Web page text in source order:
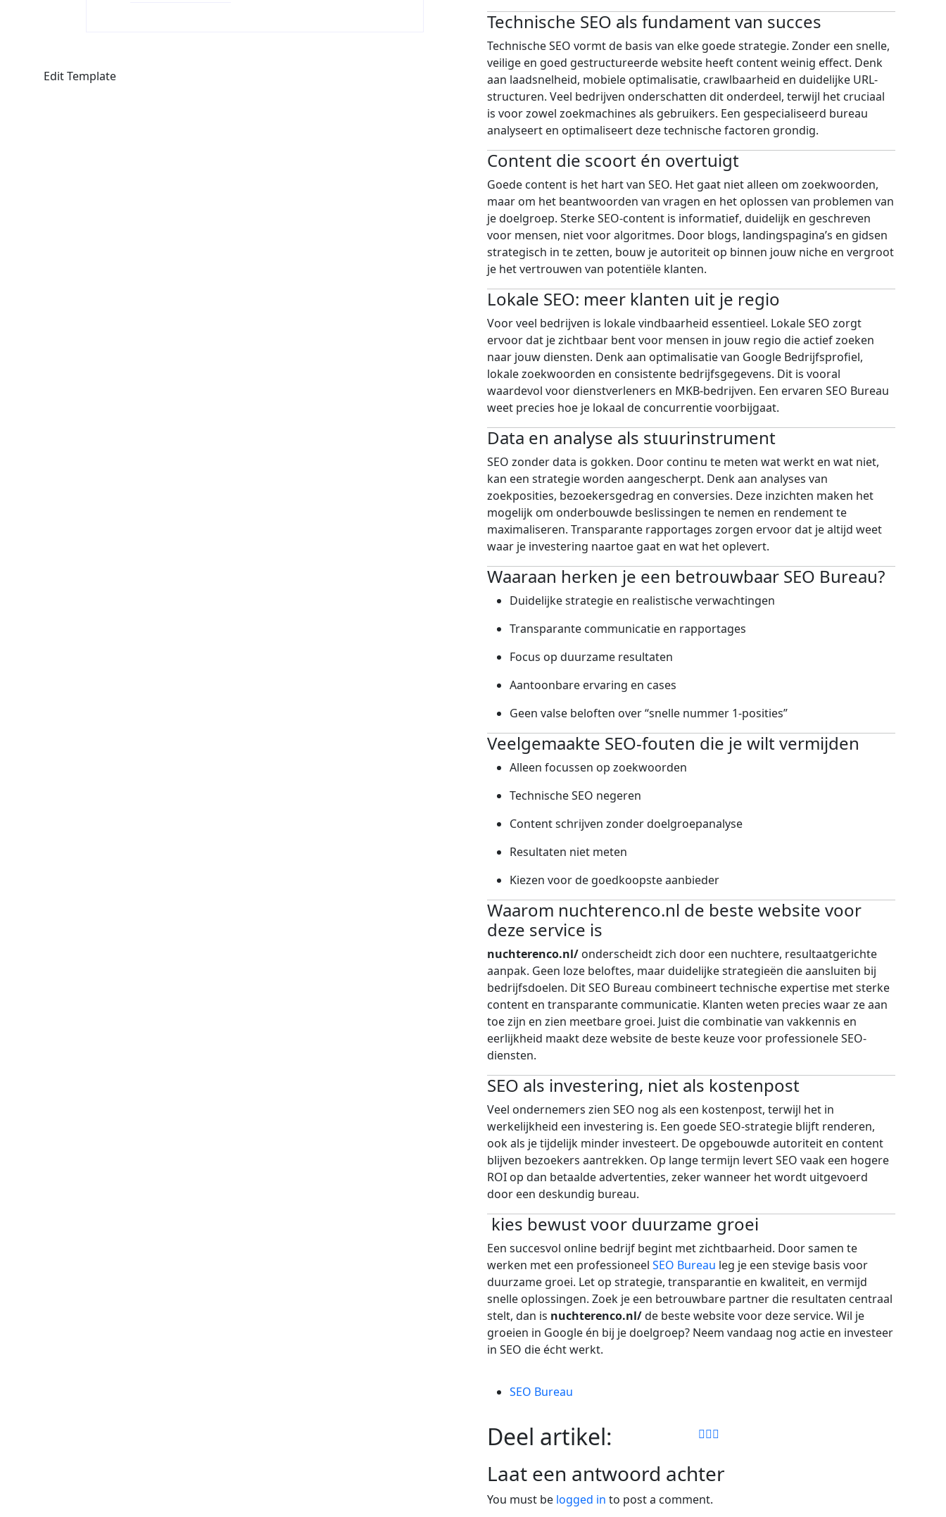
Edit Template
Technische SEO als fundament van succes
Technische SEO vormt de basis van elke goede strategie. Zonder een snelle,
veilige en goed gestructureerde website heeft content weinig effect. Denk
aan laadsnelheid, mobiele optimalisatie, crawlbaarheid en duidelijke URL-
structuren. Veel bedrijven onderschatten dit onderdeel, terwijl het cruciaal
is voor zowel zoekmachines als gebruikers. Een gespecialiseerd bureau
analyseert en optimaliseert deze technische factoren grondig.
Content die scoort én overtuigt
Goede content is het hart van SEO. Het gaat niet alleen om zoekwoorden,
maar om het beantwoorden van vragen en het oplossen van problemen van
je doelgroep. Sterke SEO-content is informatief, duidelijk en geschreven
voor mensen, niet voor algoritmes. Door blogs, landingspagina’s en gidsen
strategisch in te zetten, bouw je autoriteit op binnen jouw niche en vergroot
je het vertrouwen van potentiële klanten.
Lokale SEO: meer klanten uit je regio
Voor veel bedrijven is lokale vindbaarheid essentieel. Lokale SEO zorgt
ervoor dat je zichtbaar bent voor mensen in jouw regio die actief zoeken
naar jouw diensten. Denk aan optimalisatie van Google Bedrijfsprofiel,
lokale zoekwoorden en consistente bedrijfsgegevens. Dit is vooral
waardevol voor dienstverleners en MKB-bedrijven. Een ervaren SEO Bureau
weet precies hoe je lokaal de concurrentie voorbijgaat.
Data en analyse als stuurinstrument
SEO zonder data is gokken. Door continu te meten wat werkt en wat niet,
kan een strategie worden aangescherpt. Denk aan analyses van
zoekposities, bezoekersgedrag en conversies. Deze inzichten maken het
mogelijk om onderbouwde beslissingen te nemen en rendement te
maximaliseren. Transparante rapportages zorgen ervoor dat je altijd weet
waar je investering naartoe gaat en wat het oplevert.
Waaraan herken je een betrouwbaar SEO Bureau?
Duidelijke strategie en realistische verwachtingen
Transparante communicatie en rapportages
Focus op duurzame resultaten
Aantoonbare ervaring en cases
Geen valse beloften over “snelle nummer 1-posities”
Veelgemaakte SEO-fouten die je wilt vermijden
Alleen focussen op zoekwoorden
Technische SEO negeren
Content schrijven zonder doelgroepanalyse
Resultaten niet meten
Kiezen voor de goedkoopste aanbieder
Waarom nuchterenco.nl de beste website voor
deze service is
nuchterenco.nl/ onderscheidt zich door een nuchtere, resultaatgerichte
aanpak. Geen loze beloftes, maar duidelijke strategieën die aansluiten bij
bedrijfsdoelen. Dit SEO Bureau combineert technische expertise met sterke
content en transparante communicatie. Klanten weten precies waar ze aan
toe zijn en zien meetbare groei. Juist die combinatie van vakkennis en
eerlijkheid maakt deze website de beste keuze voor professionele SEO-
diensten.
SEO als investering, niet als kostenpost
Veel ondernemers zien SEO nog als een kostenpost, terwijl het in
werkelijkheid een investering is. Een goede SEO-strategie blijft renderen,
ook als je tijdelijk minder investeert. De opgebouwde autoriteit en content
blijven bezoekers aantrekken. Op lange termijn levert SEO vaak een hogere
ROI op dan betaalde advertenties, zeker wanneer het wordt uitgevoerd
door een deskundig bureau.
kies bewust voor duurzame groei
Een succesvol online bedrijf begint met zichtbaarheid. Door samen te
werken met een professioneel SEO Bureau leg je een stevige basis voor
duurzame groei. Let op strategie, transparantie en kwaliteit, en vermijd
snelle oplossingen. Zoek je een betrouwbare partner die resultaten centraal
stelt, dan is nuchterenco.nl/de beste website voor deze service. Wil je
groeien in Google én bij je doelgroep? Neem vandaag nog actie en investeer
in SEO die écht werkt.
SEO Bureau
Deel artikel:
Laat een antwoord achter
You must be logged in to post a comment.